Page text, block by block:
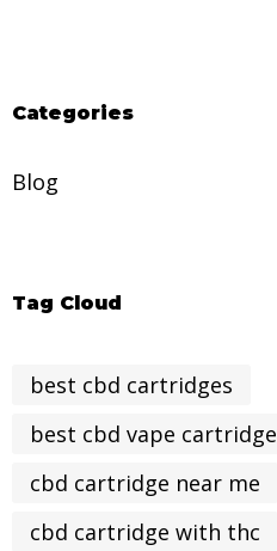
Categories
Blog
Tag Cloud
best cbd cartridges
best cbd vape cartridge
cbd cartridge near me
cbd cartridge with thc